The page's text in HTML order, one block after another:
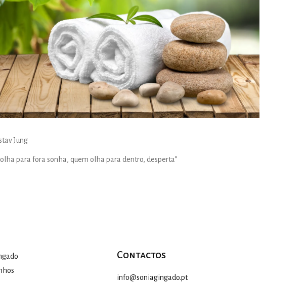
Jung
olha para fora sonha, quem olha para dentro, desperta”
Contactos
info@soniagingado.pt